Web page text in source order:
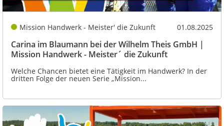
Mission Handwerk - Meister' die Zukunft 01.08.2025
Carina im Blaumann bei der Wilhelm Theis GmbH |
Mission Handwerk - Meister´ die Zukunft
Welche Chancen bietet eine Tätigkeit im Handwerk? In der
dritten Folge der neuen Serie „Mission...